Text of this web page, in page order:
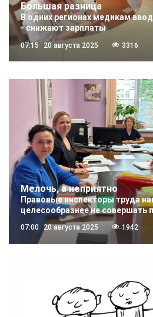
Большая разница
В одних регионах медикам
- снижают зарплаты
07:15 20 августа 2025 3316
Мелочь, а неприятно
Правовые инспекторы труда
целесообразнее не совершать
07:00 20 августа 2025 1942